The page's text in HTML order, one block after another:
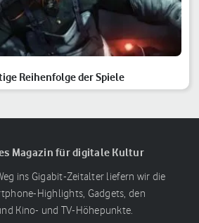
Reihenfolge der Spiele
Magazin für digitale Kultur
ins Gigabit-Zeitalter liefern wir die
Highlights, Gadgets, den
Kino- und TV-Höhepunkte.